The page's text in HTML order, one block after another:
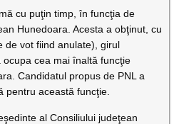
cu puţin timp, în funcţia de
Hunedoara. Acesta a obţinut, cu
de vot fiind anulate), girul
cea mai înaltă funcţie
Candidatul propus de PNL a
pentru această funcţie.
al Consiliului judeţean